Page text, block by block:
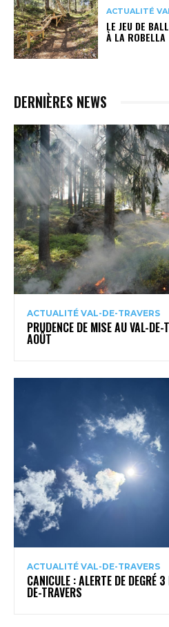
ACTUALITÉ
LE JEU DE
À LA ROBELLA
DERNIÈRES NEWS
ACTUALITÉ VAL-DE-TRAVERS
PRUDENCE DE MISE AU VAL-DE-
AOÛT
ACTUALITÉ VAL-DE-TRAVERS
CANICULE : ALERTE DE DEGRÉ
DE-TRAVERS